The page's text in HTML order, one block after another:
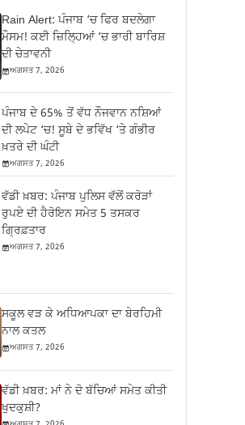
Rain Alert: ਪੰਜਾਬ ‘ਚ ਫਿਰ ਬਦਲੇਗਾ
ਮੌਸਮ! ਕਈ ਜ਼ਿਲ੍ਹਿਆਂ ‘ਚ ਭਾਰੀ ਬਾਰਿਸ਼
ਦੀ ਚੇਤਾਵਨੀ
ਅਗਸਤ 7, 2026
ਪੰਜਾਬ ਦੇ 65% ਤੋਂ ਵੱਧ ਨੌਜਵਾਨ ਨਸ਼ਿਆਂ
ਦੀ ਲਪੇਟ ‘ਚ! ਸੂਬੇ ਦੇ ਭਵਿੱਖ ‘ਤੇ ਗੰਭੀਰ
ਖ਼ਤਰੇ ਦੀ ਘੰਟੀ
ਅਗਸਤ 7, 2026
ਵੱਡੀ ਖ਼ਬਰ: ਪੰਜਾਬ ਪੁਲਿਸ ਵੱਲੋਂ ਕਰੋੜਾਂ
ਰੁਪਏ ਦੀ ਹੈਰੋਇਨ ਸਮੇਤ 5 ਤਸਕਰ
ਗ੍ਰਿਫ਼ਤਾਰ
ਅਗਸਤ 7, 2026
ਸਕੂਲ ਵੜ ਕੇ ਅਧਿਆਪਕਾ ਦਾ ਬੇਰਹਿਮੀ
ਨਾਲ ਕਤਲ
ਅਗਸਤ 7, 2026
ਵੱਡੀ ਖ਼ਬਰ: ਮਾਂ ਨੇ ਦੋ ਬੱਚਿਆਂ ਸਮੇਤ ਕੀਤੀ
ਖੁਦਕੁਸ਼ੀ?